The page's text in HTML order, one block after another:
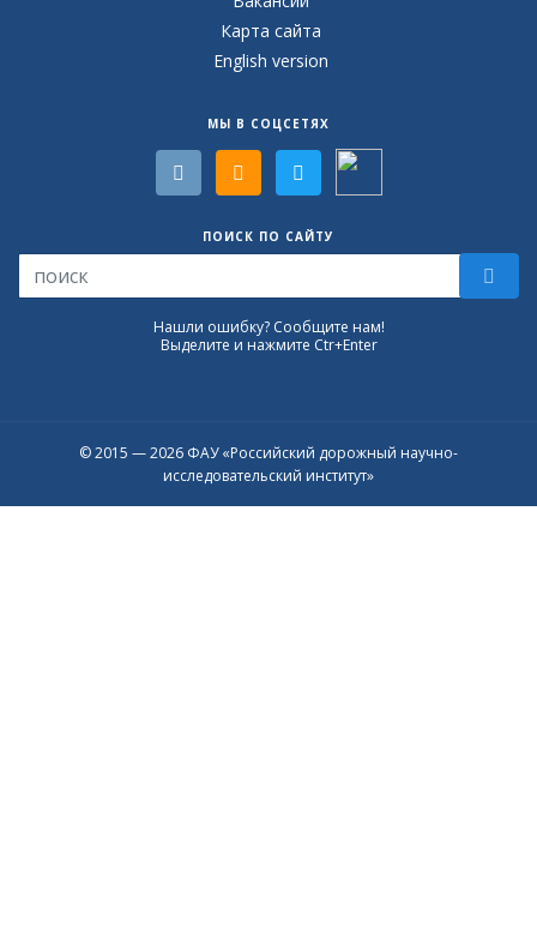
Карта сайта
English version
МЫ В СОЦСЕТЯХ
ПОИСК ПО САЙТУ
Нашли ошибку? Сообщите нам!
Выделите и нажмите Ctr+Enter
© 2015 — 2026 ФАУ «Российский дорожный научно-
исследовательский институт»